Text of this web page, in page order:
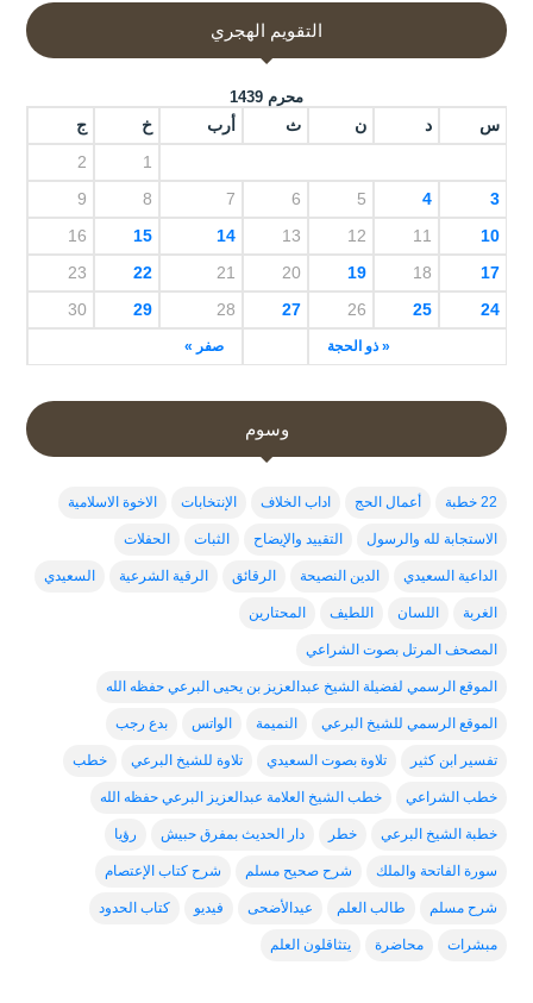
التقويم الهجري
محرم 1439
س د ن ث أرب خ ج
« ذو الحجة صفر »
1
2
3
4
5
6
7
8
9
10
11
12
13
14
15
16
17
18
19
20
21
22
23
24
25
26
27
28
29
30
وسوم
22 خطبة أعمال الحج اداب الخلاف الإنتخابات الاخوة الاسلامية
الاستجابة لله والرسول التقييد والإيضاح الثبات الحفلات
الداعية السعيدي الدين النصيحة الرقائق الرقية الشرعية السعيدي
الغربة اللسان اللطيف المحتارين
المصحف المرتل بصوت الشراعي
الموقع الرسمي لفضيلة الشيخ عبدالعزيز بن يحيى البرعي حفظه الله
الموقع الرسمي للشيخ البرعي النميمة الواتس بدع رجب
تفسير ابن كثير تلاوة بصوت السعيدي تلاوة للشيخ البرعي خطب
خطب الشراعي خطب الشيخ العلامة عبدالعزيز البرعي حفظه الله
خطبة الشيخ البرعي خطر دار الحديث بمفرق حبيش رؤيا
سورة الفاتحة والملك شرح صحيح مسلم شرح كتاب الإعتصام
شرح مسلم طالب العلم عيدالأضحى فيديو كتاب الحدود
مبشرات محاضرة يتثاقلون العلم